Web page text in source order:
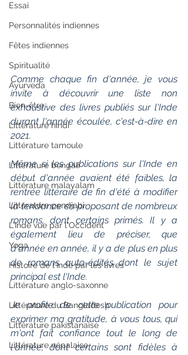
Essai
Personnalités indiennes
Fêtes indiennes
Spiritualité
Ayurveda
Bien-être
Littérature hindi
Littérature tamoule
Littérature bengali
Littérature malayalam
Littérature pendjabi
L'Inde vue par l'Occident
Yoga
Histoire de l'Inde par les livres
Littérature anglo-saxonne
Littérature du Bangladesh
Littérature pakistanaise
Littérature népalaise
Comme chaque fin d'année, je vous
invite à découvrir une liste non
exhaustive des livres publiés sur l'Inde
durant l'année écoulée, c'est-à-dire en
2021.
Même si les publications sur l'Inde en
début d'année avaient été faibles, la
rentrée littéraire de fin d'été à modifier
la tendance en proposant de nombreux
romans, dont certains primés. Il y a
également lieu de préciser, que
d'année en année, il y a de plus en plus
de romans auto-édités dont le sujet
principal est l'Inde.
Je profite de cette publication pour
exprimer ma gratitude, à vous tous, qui
m'ont fait confiance tout le long de
l'année, dont certains sont fidèles à